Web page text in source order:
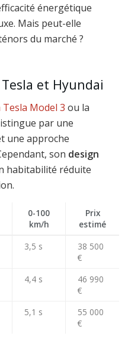
énergétique
Mais peut-elle
du marché ?
et Hyundai
Tesla Model 3 ou la
par une
une approche
son design
habitabilité réduite
0-100
km/h
Prix
estimé
3,5 s
38 500
€
4,4 s
46 990
€
5,1 s
55 000
€